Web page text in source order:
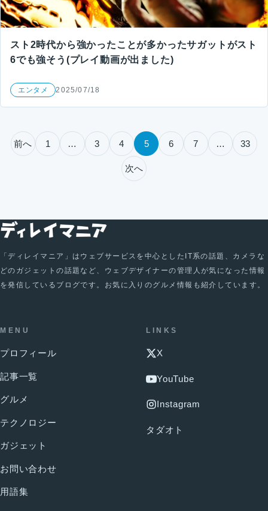
スト2時代から強かったことが多かったサガットがスト
6でも強そう(プレイ動画が出ました)
エンタメ 2025/07/18
投稿のページ送り
前へ 1 … 3 4 5 6 7 … 33
次へ
「ディレイマニア」はウェブサービスを中心としたIT系の話題、カメラな
どのガジェットの話題など、ウェブデザイナーの管理人が気になった情報
を発信しているブログです。お気に入りのグルメ情報も紹介しています。
MENU
プロフィール
記事一覧
グルメ
テクノロジー
ガジェット
お問い合わせ
用語集
LINKS
X
YouTube
Instagram
タダオト